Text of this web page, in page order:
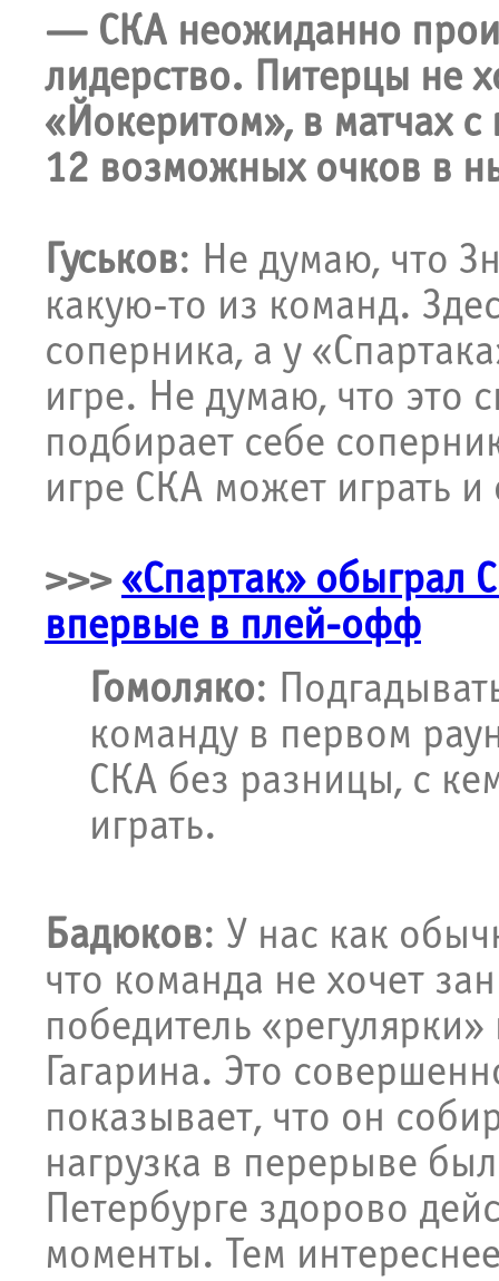
— СКА неожиданно
лидерство. Питерцы не
«Йокеритом», в матчах
12 возможных очков в
Гуськов: Не думаю, что
какую-то из команд.
соперника, а у
игре. Не думаю, что это
подбирает себе
игре СКА может играть
>>> «Спартак» обыграл
впервые в плей-офф
Гомоляко:
команду в первом
СКА без разницы, с
играть.
Бадюков: У нас как
что команда не хочет
победитель
Гагарина. Это
показывает, что он
нагрузка в перерыве
Петербурге здорово
моменты. Тем